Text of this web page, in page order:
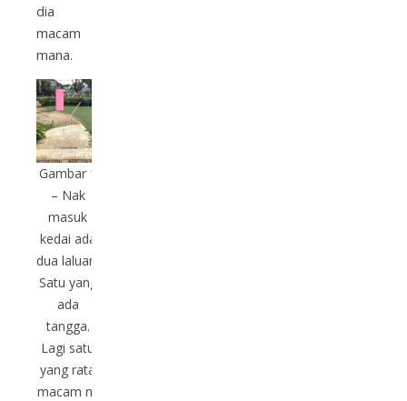
dia
macam
mana.
Gambar 1
– Nak
masuk
kedai ada
dua laluan.
Satu yang
ada
tangga.
Lagi satu
yang rata
macam ni.